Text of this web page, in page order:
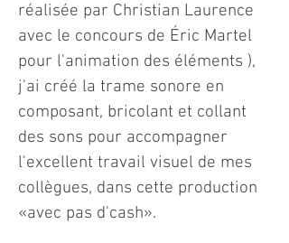
réalisée par Christian Laurence
avec le concours de Éric Martel
pour l'animation des éléments ),
j'ai créé la trame sonore en
composant, bricolant et collant
des sons pour accompagner
l'excellent travail visuel de mes
collègues, dans cette production
«avec pas d'cash».